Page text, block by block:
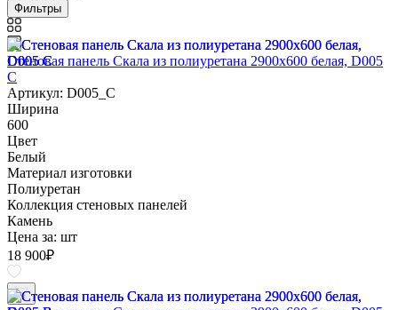
Фильтры
Стеновая панель Скала из полиуретана 2900х600 белая, D005
C
Артикул: D005_C
Ширина
600
Цвет
Белый
Материал изготовки
Полиуретан
Коллекция стеновых панелей
Камень
Цена за: шт
18 900₽